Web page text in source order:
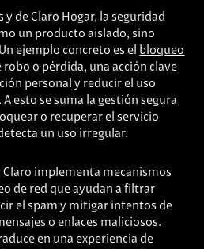
y de Claro Hogar, la seguridad
un producto aislado, sino
ejemplo concreto es el bloqueo
robo o pérdida, una acción clave
personal y reducir el uso
esto se suma la gestión segura
o recuperar el servicio
un uso irregular.
implementa mecanismos
de red que ayudan a filtrar
el spam y mitigar intentos de
o enlaces maliciosos.
en una experiencia de